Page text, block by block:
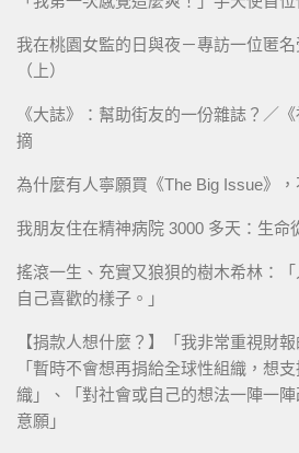
我在桃園女監的日與夜－專訪一位匿
（上）
《大誌》：幫助街友的一份雜誌？／
摘
為什麼有人寧願買《The Big Issue》，
我朋友住在精神病院 3000 多天：生命
搖滾一生、充實又狼狽的樹木希林：
自己喜歡的樣子。」
【捐款人想什麼？】「我非常重視財
「暫時不會想再捐給全球性組織，想
織」、「對社會或自己的想法一陣一
意願」